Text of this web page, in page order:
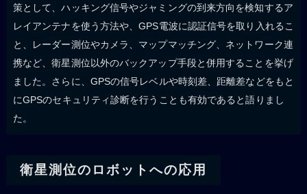
策として、ハッキング信号やジャミングの到来方向を検知するア
レイアンテナを使う方法や、GPS電波に認証信号を取り入れるこ
と、レーダー測位やカメラ、マップマッチング、ネットワーク連
携など、衛星測位以外のバックアップ手段と併用することを挙げ
ました。さらに、GPSの信号レベルや時刻差、距離差などをもと
にGPSのセキュリティ診断を行うことも有効であると語りまし
た。
衛星測位のロボットへの応用